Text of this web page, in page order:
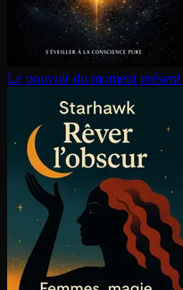
Le pouvoir du moment présent